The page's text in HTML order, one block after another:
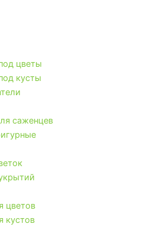
цветы
кусты
саженцев
цветов
кустов